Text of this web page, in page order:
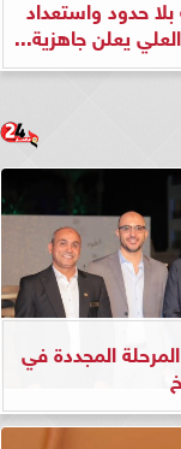
حدود واستعداد
يعلن جاهزية...
المجددة في